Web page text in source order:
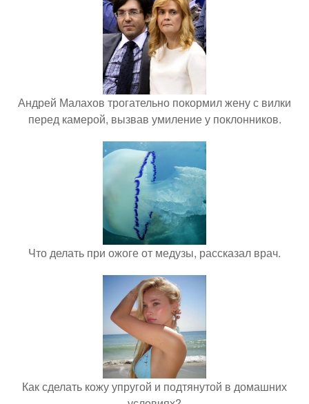
Андрей Малахов трогательно покормил жену с вилки
перед камерой, вызвав умиление у поклонников.
Что делать при ожоге от медузы, рассказал врач.
Как сделать кожу упругой и подтянутой в домашних